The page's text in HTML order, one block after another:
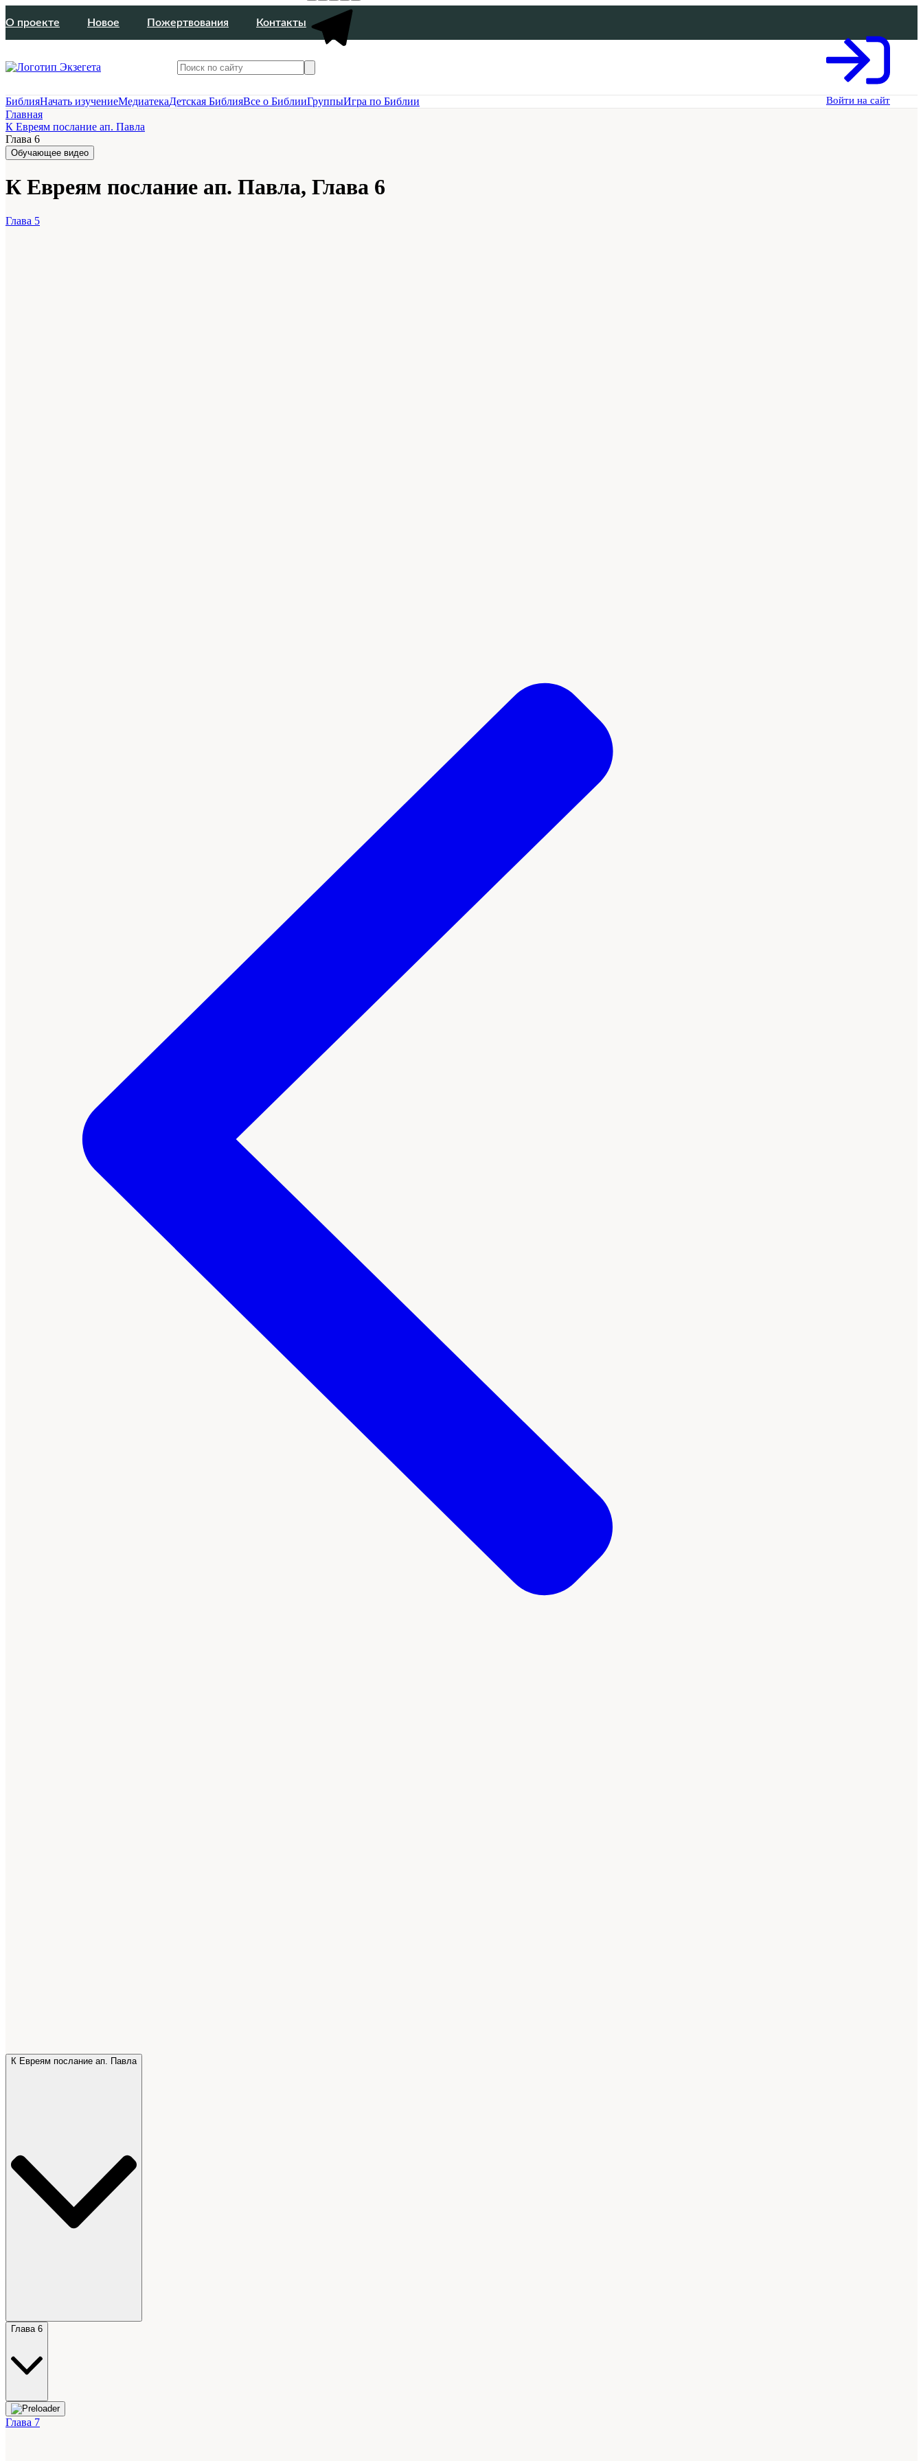
О проекте Новое Пожертвования Контакты
Войти на сайт
БиблияНачать изучениеМедиатекаДетская БиблияВсе о БиблииГруппыИгра по Библии
Главная
К Евреям послание ап. Павла
Глава 6
Обучающее видео
К Евреям послание ап. Павла, Глава 6
Глава 5
К Евреям послание ап. Павла
Глава 6
Глава 7